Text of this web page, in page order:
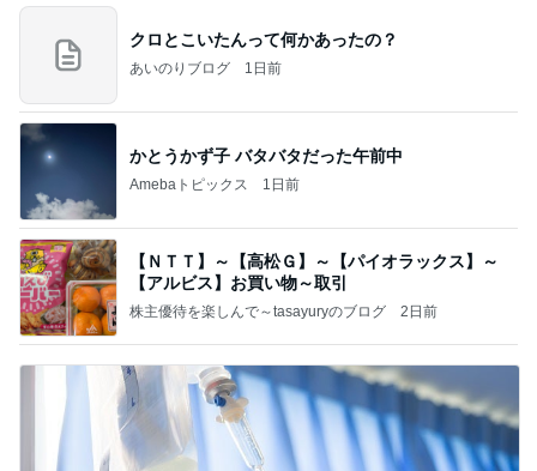
クロとこいたんって何かあったの？
あいのりブログ 1日前
かとうかず子 バタバタだった午前中
Amebaトピックス 1日前
【ＮＴＴ】～【高松Ｇ】～【パイオラックス】～
【アルビス】お買い物～取引
株主優待を楽しんで～tasayuryのブログ 2日前